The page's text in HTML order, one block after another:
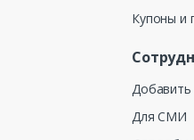
Купоны и
Добавить
Для СМИ